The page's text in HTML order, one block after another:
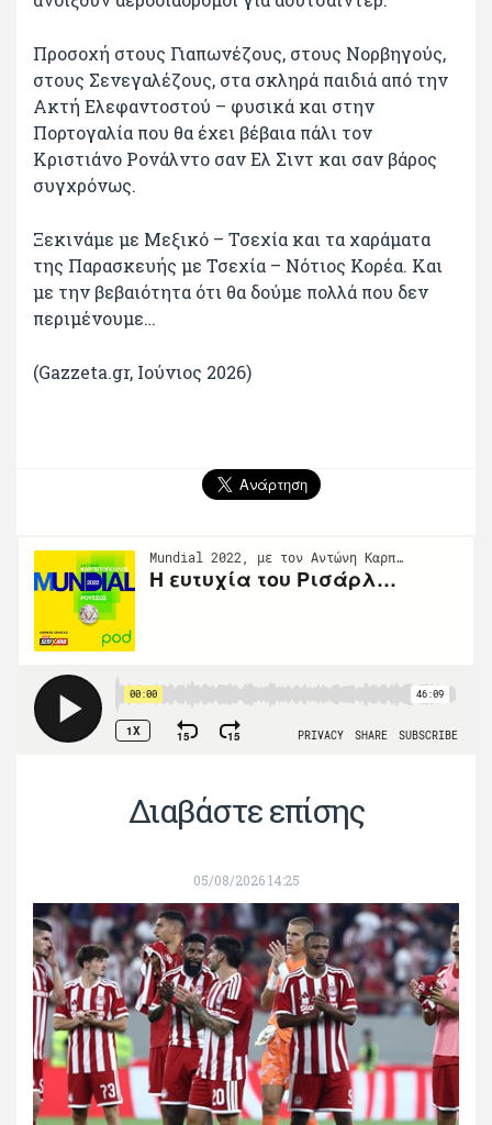
Προσοχή στους Γιαπωνέζους, στους Νορβηγούς,
στους Σενεγαλέζους, στα σκληρά παιδιά από την
Ακτή Ελεφαντοστού – φυσικά και στην
Πορτογαλία που θα έχει βέβαια πάλι τον
Κριστιάνο Ρονάλντο σαν Ελ Σιντ και σαν βάρος
συγχρόνως.
Ξεκινάμε με Μεξικό – Τσεχία και τα χαράματα
της Παρασκευής με Τσεχία – Νότιος Κορέα. Και
με την βεβαιότητα ότι θα δούμε πολλά που δεν
περιμένουμε…
(Gazzeta.gr, Iούνιος 2026)
Διαβάστε επίσης
05/08/2026 14:25